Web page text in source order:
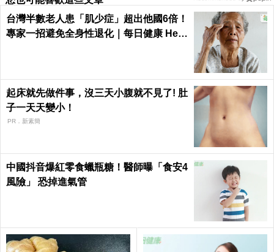
台灣半數老人患「肌少症」超出他國6倍！
專家一招避免全身性退化｜每日健康 Heal
起床就先做件事，沒三天小腹就不見了! 肚
子一天天變小！
PR．新素簡
中國抖音爆紅零食蠟瓶糖！醫師曝「食安4
風險」 恐掉進氣管